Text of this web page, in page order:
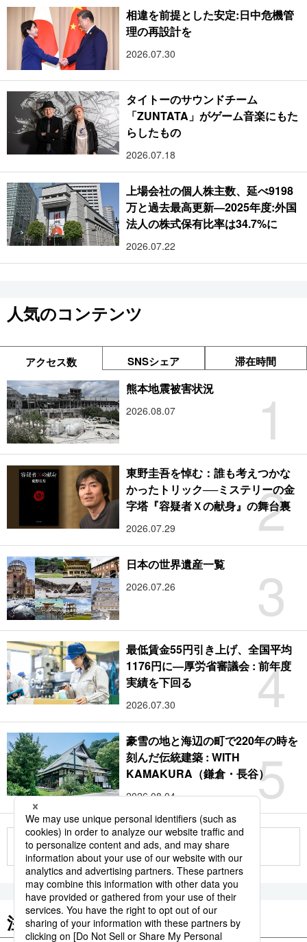
相違を前提とした安定:日中危機管
理の再設計を
2026.07.30
タイトーのサウンドチーム
「ZUNTATA」がゲーム音楽にもた
らしたもの
2026.07.18
上場会社の個人株主数、延べ9198
万と過去最高更新―2025年度:外国
法人の株式保有比率は34.7%に
2026.07.22
人気のコンテンツ
アクセス数 SNSシェア 滞在時間
1
熊本地震被害状況
2026.08.07
2
東野圭吾を悼む：誰も考えつかな
かったトリック──ミステリーの金
字塔『容疑者Ｘの献身』の舞台裏
2026.07.29
3
日本の世界遺産一覧
2026.07.26
4
最低賃金55円引き上げ、全国平均
1176円に―厚労省審議会 : 前年度
実績を下回る
2026.07.30
5
豪雪の地と海辺の町で220年の時を
刻んだ伝統建築 : WITH
KAMAKURA（鎌倉・長谷）
2026.08.04
もっと見る
注目のキーワード